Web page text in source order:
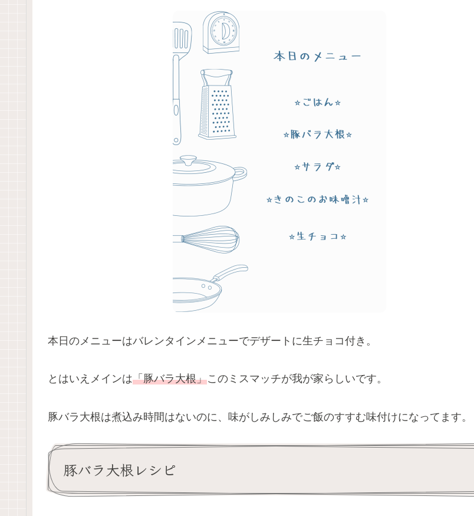
本日のメニューはバレンタインメニューでデザートに生チョコ付き。
とはいえメインは「豚バラ大根」このミスマッチが我が家らしいです。
豚バラ大根は煮込み時間はないのに、味がしみしみでご飯のすすむ味付けになってます。
豚バラ大根レシピ